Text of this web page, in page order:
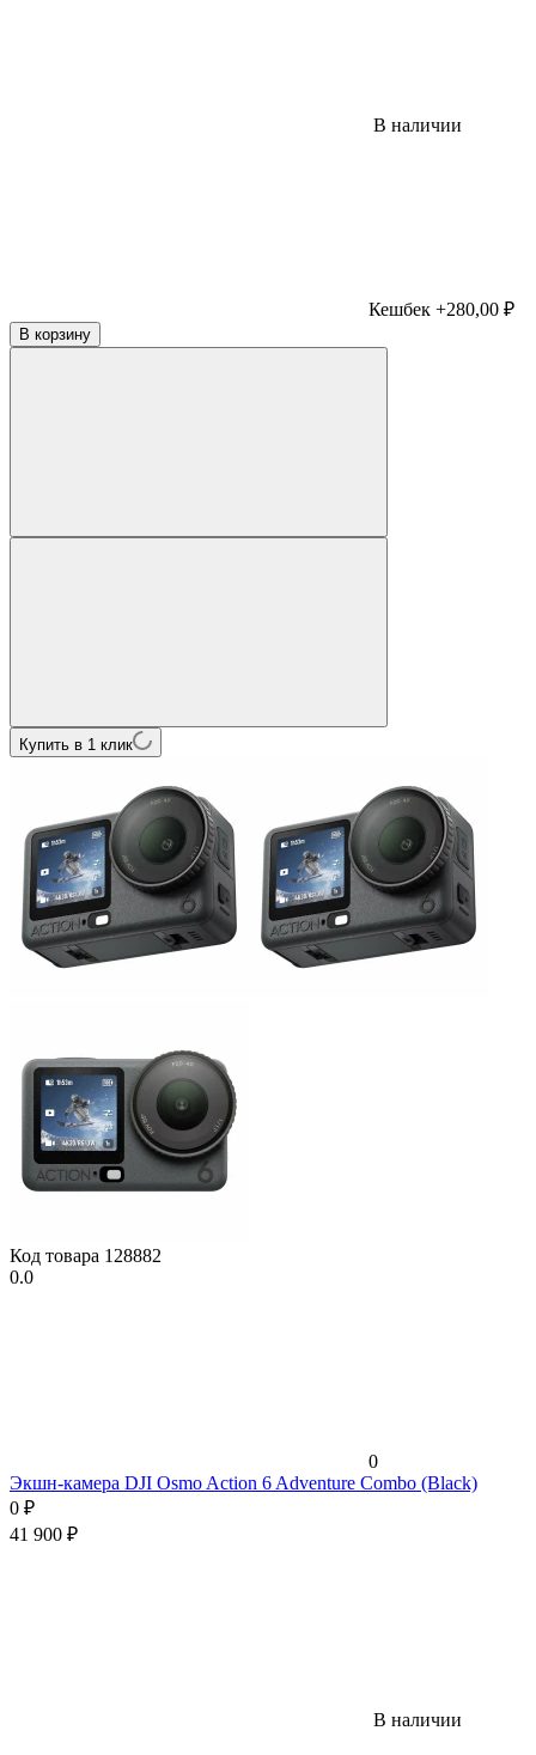
В наличии
Кешбек +280,00 ₽
В корзину
Купить в 1 клик
Код товара 128882
0.0
0
Экшн-камера DJI Osmo Action 6 Adventure Combo (Black)
0 ₽
41 900 ₽
В наличии